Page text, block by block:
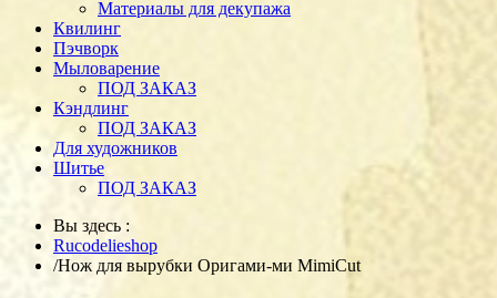
Материалы для декупажа
Квилинг
Пэчворк
Мыловарение
ПОД ЗАКАЗ
Кэндлинг
ПОД ЗАКАЗ
Для художников
Шитье
ПОД ЗАКАЗ
Вы здесь :
Rucodelieshop
/Нож для вырубки Оригами-ми MimiCut